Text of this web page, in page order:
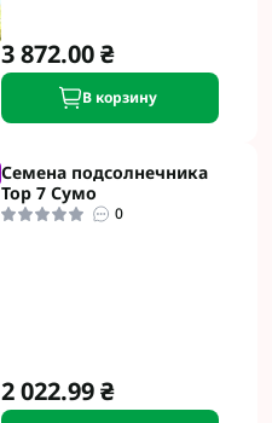
3 872.00 ₴
В корзину
Семена подсолнечника
Тор 7 Сумо
0
2 022.99 ₴